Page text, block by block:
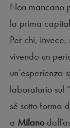
Non mancano
la prima
Per chi,
vivendo un
un’esperienza
laboratorio sul
sé sotto forma
a Milano